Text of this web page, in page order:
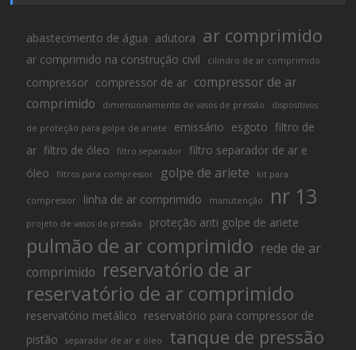
abastecimento de água adutora ar comprimido
ar comprimido na construção civil cilindro de ar comprimido
compressor compressor de ar compressor de ar
comprimido
dimensionamento de vasos de pressão dispositivos
de proteção para golpe de ariete emissário esgoto filtro de
ar filtro de óleo filtro separador
filtro separador de ar e
óleo
filtros para compressor golpe de ariete kit para
compressor linha de ar comprimido manutenção nr 13
projeto de vasos de pressão proteção anti golpe de ariete
pulmão de ar comprimido rede de ar
comprimido reservatório de ar
reservatório de ar comprimido
reservatório metálico reservatório para compressor de
pistão
separador de ar e óleo tanque de pressão